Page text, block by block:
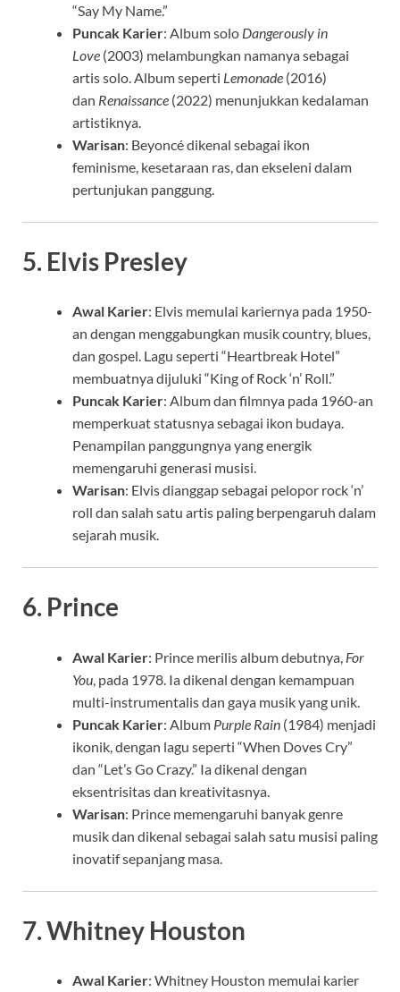
“Say My Name.”
Puncak Karier: Album solo Dangerously in
Love (2003) melambungkan namanya sebagai
artis solo. Album seperti Lemonade (2016)
dan Renaissance (2022) menunjukkan kedalaman
artistiknya.
Warisan: Beyoncé dikenal sebagai ikon
feminisme, kesetaraan ras, dan ekseleni dalam
pertunjukan panggung.
5. Elvis Presley
Awal Karier: Elvis memulai kariernya pada 1950-
an dengan menggabungkan musik country, blues,
dan gospel. Lagu seperti “Heartbreak Hotel”
membuatnya dijuluki “King of Rock ‘n’ Roll.”
Puncak Karier: Album dan filmnya pada 1960-an
memperkuat statusnya sebagai ikon budaya.
Penampilan panggungnya yang energik
memengaruhi generasi musisi.
Warisan: Elvis dianggap sebagai pelopor rock ‘n’
roll dan salah satu artis paling berpengaruh dalam
sejarah musik.
6. Prince
Awal Karier: Prince merilis album debutnya, For
You , pada 1978. Ia dikenal dengan kemampuan
multi-instrumentalis dan gaya musik yang unik.
Puncak Karier: Album Purple Rain (1984) menjadi
ikonik, dengan lagu seperti “When Doves Cry”
dan “Let’s Go Crazy.” Ia dikenal dengan
eksentrisitas dan kreativitasnya.
Warisan: Prince memengaruhi banyak genre
musik dan dikenal sebagai salah satu musisi paling
inovatif sepanjang masa.
7.Whitney Houston
Awal Karier: Whitney Houston memulai karier